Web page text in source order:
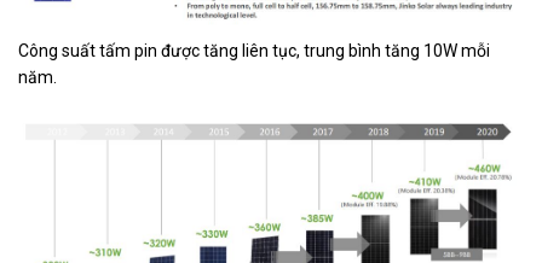
Công suất tấm pin được tăng liên tục, trung bình tăng 10W mỗi
năm.